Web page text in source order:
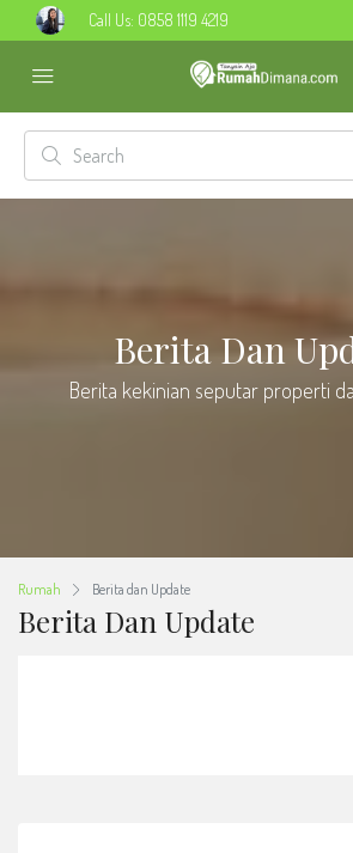
Call Us: 0858 1119 4219
Berita Dan
Berita kekinian seputar properti
Rumah Berita dan Update
Berita Dan Update